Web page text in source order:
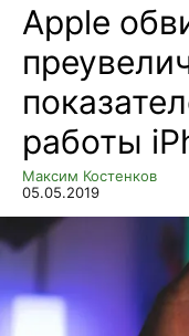
Apple
работы
Максим Костенков
05.05.2019